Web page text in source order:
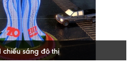
chiếu sáng đô thị